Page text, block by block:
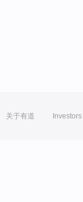
关于有道 Investors